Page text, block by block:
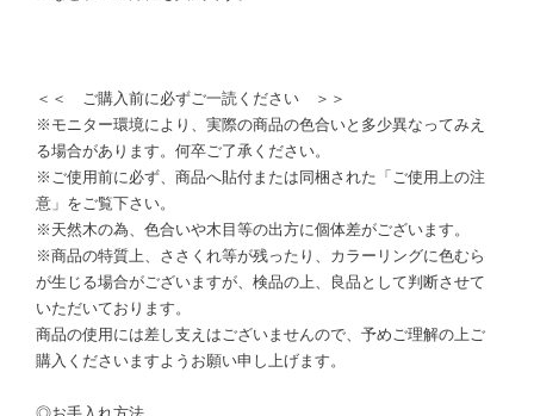
＜＜ ご購入前に必ずご一読ください ＞＞
※モニター環境により、実際の商品の色合いと多少異なってみえ
る場合があります。何卒ご了承ください。
※ご使用前に必ず、商品へ貼付または同梱された「ご使用上の注
意」をご覧下さい。
※天然木の為、色合いや木目等の出方に個体差がございます。
※商品の特質上、ささくれ等が残ったり、カラーリングに色むら
が生じる場合がございますが、検品の上、良品として判断させて
いただいております。
商品の使用には差し支えはございませんので、予めご理解の上ご
購入くださいますようお願い申し上げます。